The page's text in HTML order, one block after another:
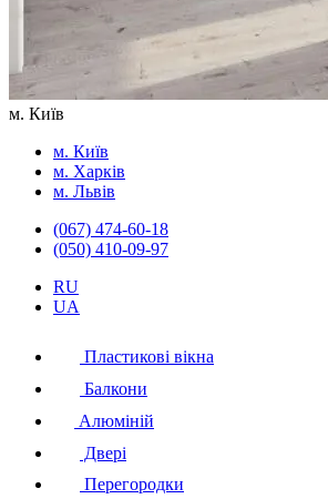
м. Київ
м. Київ
м. Харків
м. Львів
(067) 474-60-18
(050) 410-09-97
RU
UA
Пластикові вікна
Балкони
Алюміній
Двері
Перегородки